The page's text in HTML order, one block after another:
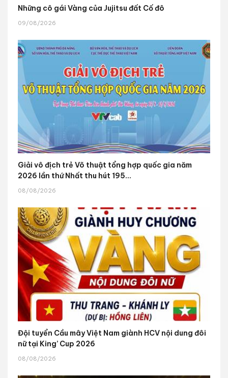
Những cô gái Vàng của Jujitsu đất Cố đô
09/08/2026
Giải vô địch trẻ Võ thuật tổng hợp quốc gia năm
2026 lần thứ Nhất thu hút 195...
08/08/2026
Đội tuyển Cầu mây Việt Nam giành HCV nội dung đôi
nữ tại King’ Cup 2026
08/08/2026